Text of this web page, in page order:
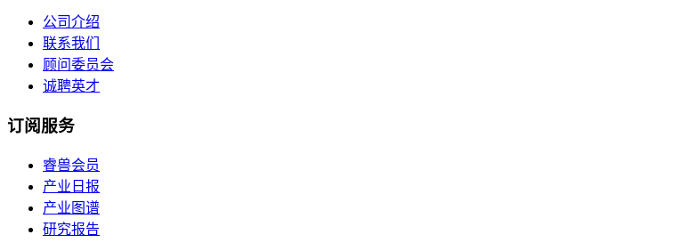
公司介绍
联系我们
顾问委员会
诚聘英才
订阅服务
睿兽会员
产业日报
产业图谱
研究报告